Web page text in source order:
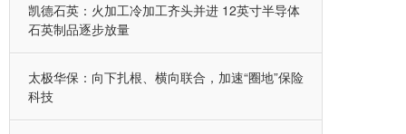
凯德石英：火加工冷加工齐头并进 12英寸半导体
石英制品逐步放量
太极华保：向下扎根、横向联合，加速“圈地”保险
科技